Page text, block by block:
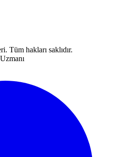
. Tüm hakları saklıdır.